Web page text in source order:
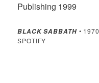
Publishing 1999
BLACK SABBATH• 1970
SPOTIFY